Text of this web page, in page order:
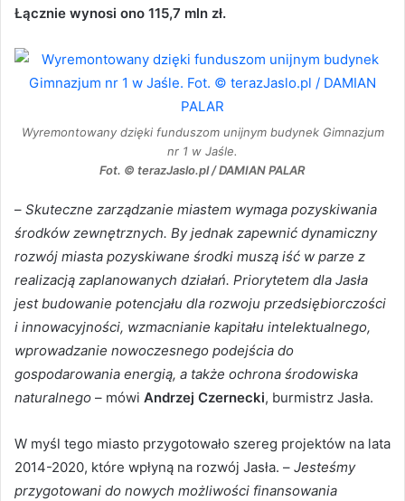
Łącznie wynosi ono 115,7 mln zł.
Wyremontowany dzięki funduszom unijnym budynek Gimnazjum
nr 1 w Jaśle.
Fot. © terazJaslo.pl / DAMIAN PALAR
– Skuteczne zarządzanie miastem wymaga pozyskiwania
środków zewnętrznych. By jednak zapewnić dynamiczny
rozwój miasta pozyskiwane środki muszą iść w parze z
realizacją zaplanowanych działań. Priorytetem dla Jasła
jest budowanie potencjału dla rozwoju przedsiębiorczości
i innowacyjności, wzmacnianie kapitału intelektualnego,
wprowadzanie nowoczesnego podejścia do
gospodarowania energią, a także ochrona środowiska
naturalnego – mówi Andrzej Czernecki, burmistrz Jasła.
W myśl tego miasto przygotowało szereg projektów na lata
2014-2020, które wpłyną na rozwój Jasła. – Jesteśmy
przygotowani do nowych możliwości finansowania